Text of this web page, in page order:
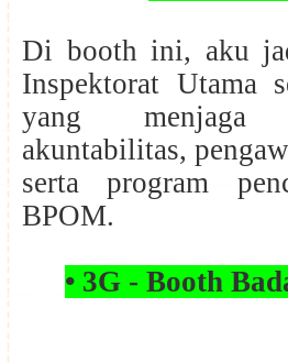
Di booth ini, aku
Inspektorat Utama
yang menjaga
akuntabilitas,
serta program
BPOM.
• 3G - Booth